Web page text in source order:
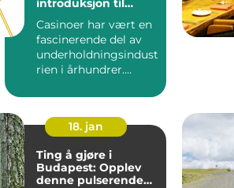
Casinoer har vært en
fascinerende del av
underholdningsindust
rien i århundrer.
18. jan
Ting å gjøre i
Budapest: Opplev
denne pulserende